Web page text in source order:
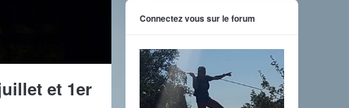
et 1er
Connectez vous sur le forum